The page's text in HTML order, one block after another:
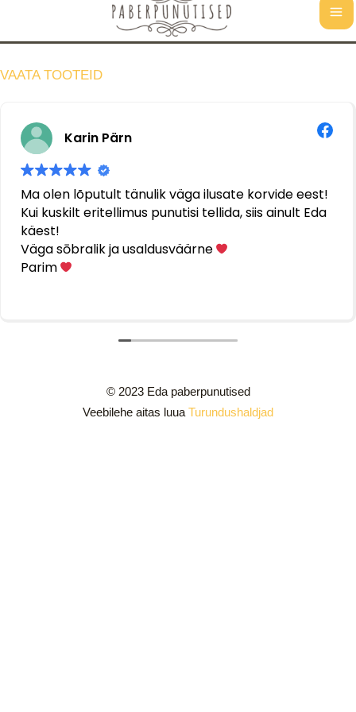
content
Punutiste võluv maailm!
VAATA TOOTEID
Karin Pärn
Ma olen lõputult tänulik väga ilusate korvide eest!
Kui kuskilt eritellimus punutisi tellida, siis ainult Eda
käest!
Väga sōbralik ja usaldusväärne
Parim
© 2023 Eda paberpunutised
Veebilehe aitas luua Turundushaldjad